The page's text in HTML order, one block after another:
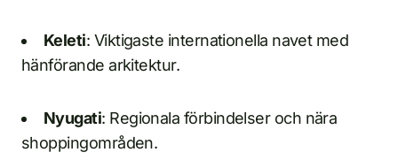
Keleti: Viktigaste internationella navet med
hänförande arkitektur.
Nyugati: Regionala förbindelser och nära
shoppingområden.